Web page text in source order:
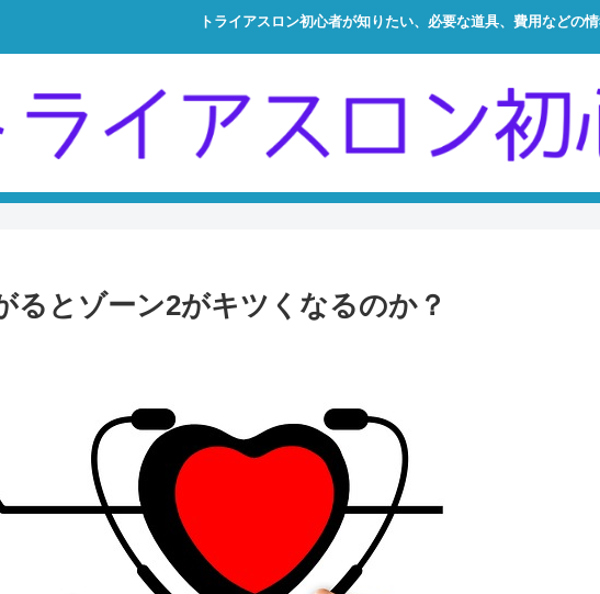
トライアスロン初心者が知りたい、必要な道具、費用などの
るとゾーン2がキツくなるのか？